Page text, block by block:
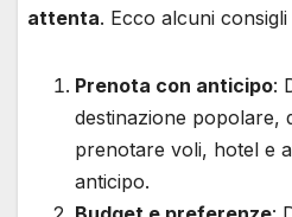
attenta. Ecco alcuni consigli
Prenota con anticipo:
destinazione popolare,
prenotare voli, hotel e
anticipo.